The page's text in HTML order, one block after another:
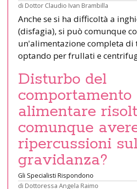
di Dottor Claudio Ivan Brambilla
Anche se si ha difficoltà a
(disfagia), si può comunque
un'alimentazione completa
optando per frullati e
Disturbo del
comportamento
alimentare
comunque
ripercussioni
gravidanza?
Gli Specialisti Rispondono
di Dottoressa Angela Raimo